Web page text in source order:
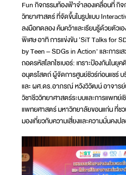
Fun กิจกรรมท้องฟ้าจำลองเคลื่อนที่ กิจ
วิทยาศาสตร์ ที่จัดขึ้นในรูปแบบ
ลงมือทดลอง ค้นคว้าและเรียนรู้ด้วยตัว
พิเศษ อาทิ การแข่งขัน ‘SiT Talks for
by Teen – SDGs in Action’ และการ
ถอดรหัสโลกไซเบอร์: เกราะป้องกันใน
อนุตรโสตถ์ ผู้จัดการศูนย์ชัวร์ก่อนแชร์
และ ผศ.ดร.อาภรณ์ หวังวิวัฒน์ อาจารย์
วิชาชีววิทยาศาสตร์ระบบและการแพทย์
แพทยศาสตร์ มหาวิทยาลัยขอนแก่น ที่ชว
มองเกี่ยวกับความเสี่ยงและความมั่นคงป